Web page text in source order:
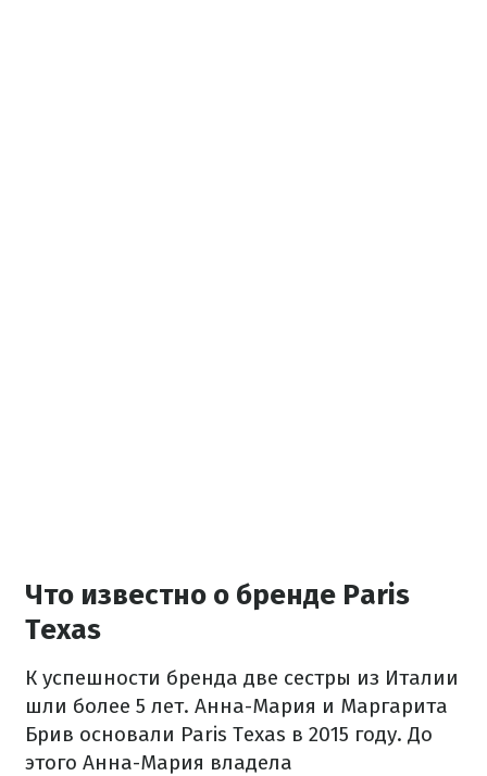
Что известно о бренде Paris
Texas
К успешности бренда две сестры из Италии
шли более 5 лет. Анна-Мария и Маргарита
Брив основали Paris Texas в 2015 году. До
этого Анна-Мария владела